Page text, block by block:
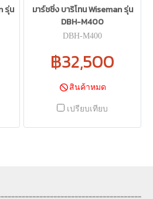
รุ่น
มาร์ชชิ่ง บาริโทน Wiseman รุ่น
DBH-M400
DBH-M400
฿32,500
สินค้าหมด
เปรียบเทียบ